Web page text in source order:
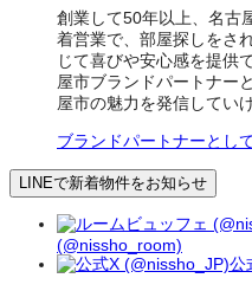
創業して50年以上、名古
着営業で、部屋探しをさ
じて喜びや安心感を提供
屋市ブランドパートナー
屋市の魅力を発信してい
ブランドパートナーとし
LINEで新着物件をお知らせ
(@nissho_room)
公